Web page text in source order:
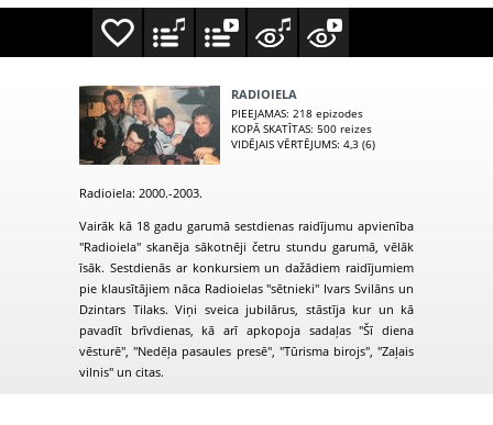
RADIOIELA
PIEEJAMAS: 218 epizodes
KOPĀ SKATĪTAS: 500 reizes
VIDĒJAIS VĒRTĒJUMS: 4,3 (6)
Radioiela: 2000.-2003.
Vairāk kā 18 gadu garumā sestdienas raidījumu apvienība
"Radioiela" skanēja sākotnēji četru stundu garumā, vēlāk
īsāk. Sestdienās ar konkursiem un dažādiem raidījumiem
pie klausītājiem nāca Radioielas "sētnieki" Ivars Svilāns un
Dzintars Tilaks. Viņi sveica jubilārus, stāstīja kur un kā
pavadīt brīvdienas, kā arī apkopoja sadaļas "Šī diena
vēsturē", "Nedēļa pasaules presē", "Tūrisma birojs", "Zaļais
vilnis" un citas.